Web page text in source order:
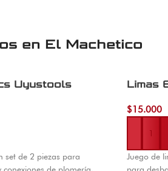
en El Machetico
Uyustools
set de 2 piezas para
Limas
$15.000
Añadir al
Juego de